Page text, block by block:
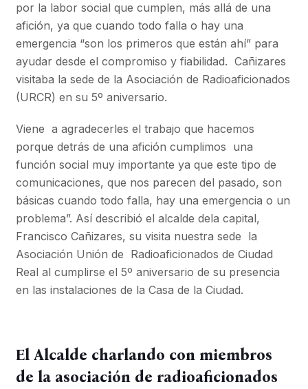
por la labor social que cumplen, más allá de una
afición, ya que cuando todo falla o hay una
emergencia “son los primeros que están ahí” para
ayudar desde el compromiso y fiabilidad. Cañizares
visitaba la sede de la Asociación de Radioaficionados
(URCR) en su 5º aniversario.
Viene a agradecerles el trabajo que hacemos
porque detrás de una afición cumplimos una
función social muy importante ya que este tipo de
comunicaciones, que nos parecen del pasado, son
básicas cuando todo falla, hay una emergencia o un
problema”. Así describió el alcalde dela capital,
Francisco Cañizares, su visita nuestra sede la
Asociación Unión de Radioaficionados de Ciudad
Real al cumplirse el 5º aniversario de su presencia
en las instalaciones de la Casa de la Ciudad.
El Alcalde charlando con miembros
de la asociación de radioaficionados